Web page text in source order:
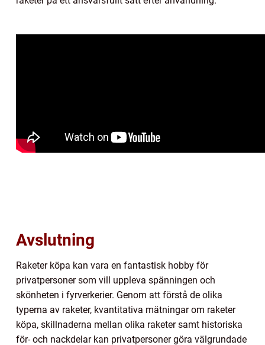
Avslutning
Raketer köpa kan vara en fantastisk hobby för
privatpersoner som vill uppleva spänningen och
skönheten i fyrverkerier. Genom att förstå de olika
typerna av raketer, kvantitativa mätningar om raketer
köpa, skillnaderna mellan olika raketer samt historiska
för- och nackdelar kan privatpersoner göra välgrundade